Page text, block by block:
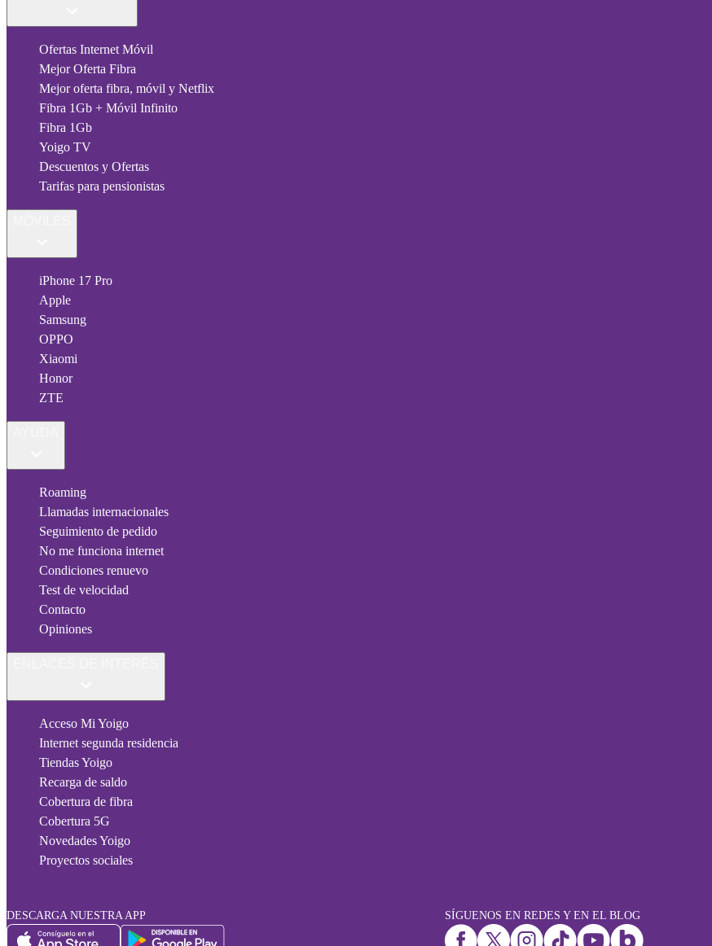
Ofertas Internet Móvil
Mejor Oferta Fibra
Mejor oferta fibra, móvil y Netflix
Fibra 1Gb + Móvil Infinito
Fibra 1Gb
Yoigo TV
Descuentos y Ofertas
Tarifas para pensionistas
iPhone 17 Pro
Apple
Samsung
OPPO
Xiaomi
Honor
ZTE
Roaming
Llamadas internacionales
Seguimiento de pedido
No me funciona internet
Condiciones renuevo
Test de velocidad
Contacto
Opiniones
Acceso Mi Yoigo
Internet segunda residencia
Tiendas Yoigo
Recarga de saldo
Cobertura de fibra
Cobertura 5G
Novedades Yoigo
Proyectos sociales
DESCARGA NUESTRA APP SÍGUENOS EN REDES Y EN EL BLOG